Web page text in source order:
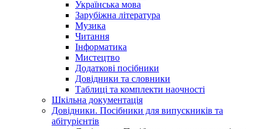
Українська мова
Зарубіжна література
Музика
Читання
Інформатика
Мистецтво
Додаткові посібники
Довідники та словники
Таблиці та комплекти наочності
Шкільна документація
Довідники. Посібники для випускників та
абітурієнтів